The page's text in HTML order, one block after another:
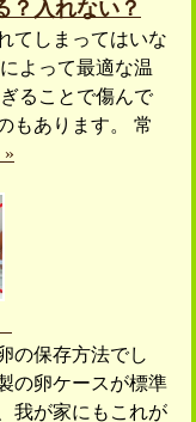
？入れない？
てしまってはいな
よって最適な温
ることで傷んで
もあります。 常
»
の保存方法でし
の卵ケースが標準
我が家にもこれが